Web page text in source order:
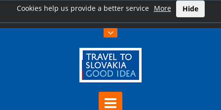
Cookies help us provide a better service More Hide